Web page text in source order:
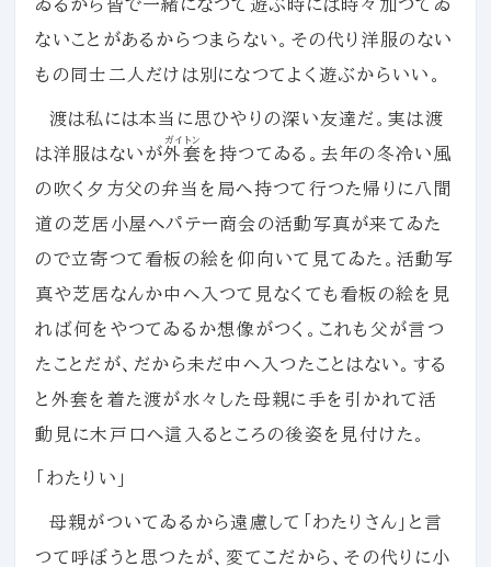
ゐるから皆で一緒になつて遊ぶ時には時々加つてゐ
ないことがあるからつまらない。その代り洋服のない
もの同士二人だけは別になつてよく遊ぶからいい。
渡は私には本当に思ひやりの深い友達だ。実は渡
は洋服はないが外套
ガイトン
を持つてゐる。去年の冬冷い風
の吹く夕方父の弁当を局へ持つて行つた帰りに八間
道の芝居小屋へパテー商会の活動写真が来てゐた
ので立寄つて看板の絵を仰向いて見てゐた。活動写
真や芝居なんか中へ入つて見なくても看板の絵を見
れば何をやつてゐるか想像がつく。これも父が言つ
たことだが、だから未だ中へ入つたことはない。する
と外套を着た渡が水々した母親に手を引かれて活
動見に木戸口へ這入るところの後姿を見付けた。
「わたりい」
母親がついてゐるから遠慮して「わたりさん」と言
つて呼ぼうと思つたが、変てこだから、その代りに小